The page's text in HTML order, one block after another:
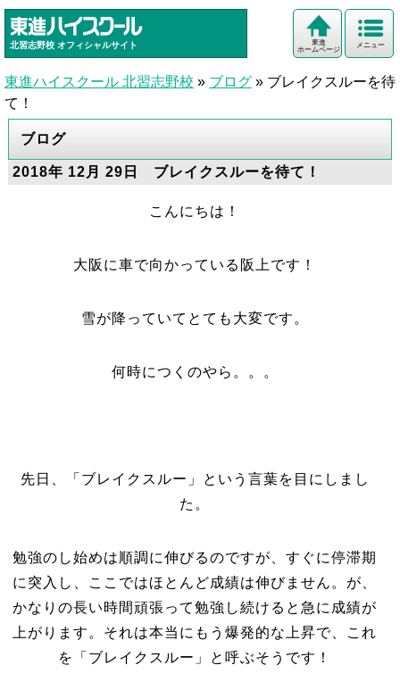
北習志野校 オフィシャルサイト メニュー
東進
ホームページ
東進ハイスクール 北習志野校 » ブログ » ブレイクスルーを待
て！
ブログ
2018年 12月 29日 ブレイクスルーを待て！
こんにちは！
大阪に車で向かっている阪上です！
雪が降っていてとても大変です。
何時につくのやら。。。
先日、「ブレイクスルー」という言葉を目にしまし
た。
勉強のし始めは順調に伸びるのですが、すぐに停滞期
に突入し、ここではほとんど成績は伸びません。が、
かなりの長い時間頑張って勉強し続けると急に成績が
上がります。それは本当にもう爆発的な上昇で、これ
を「ブレイクスルー」と呼ぶそうです！